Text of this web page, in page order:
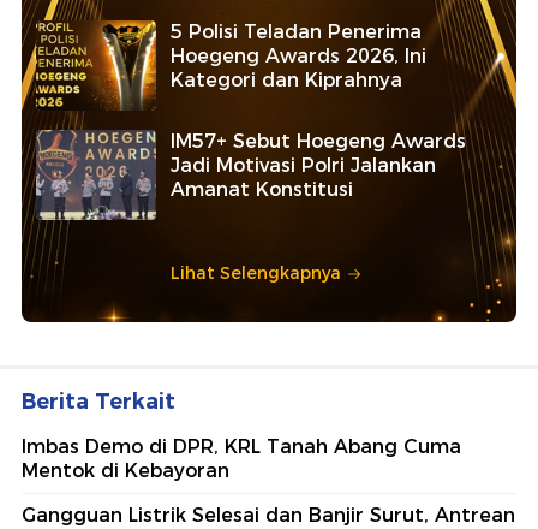
5 Polisi Teladan Penerima
Hoegeng Awards 2026, Ini
Kategori dan Kiprahnya
IM57+ Sebut Hoegeng Awards
Jadi Motivasi Polri Jalankan
Amanat Konstitusi
Lihat Selengkapnya
Berita Terkait
Imbas Demo di DPR, KRL Tanah Abang Cuma
Mentok di Kebayoran
Gangguan Listrik Selesai dan Banjir Surut, Antrean